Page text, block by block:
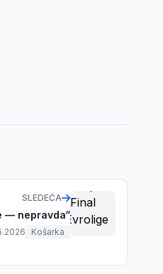
SLEDEĆA
— nepravda“
Košarka